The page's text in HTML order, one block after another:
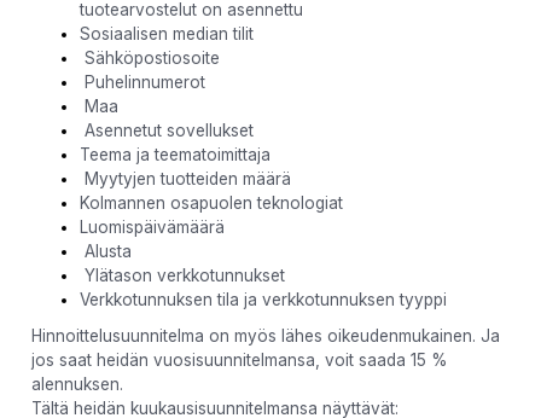
tuotearvostelut on asennettu
Sosiaalisen median tilit
Sähköpostiosoite
Puhelinnumerot
Maa
Asennetut sovellukset
Teema ja teematoimittaja
Myytyjen tuotteiden määrä
Kolmannen osapuolen teknologiat
Luomispäivämäärä
Alusta
Ylätason verkkotunnukset
Verkkotunnuksen tila ja verkkotunnuksen tyyppi
Hinnoittelusuunnitelma on myös lähes oikeudenmukainen. Ja
jos saat heidän vuosisuunnitelmansa, voit saada 15 %
alennuksen.
Tältä heidän kuukausisuunnitelmansa näyttävät: